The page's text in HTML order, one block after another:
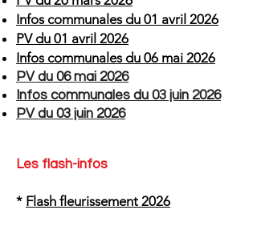
Infos communales du 01 avril 2026
PV du 01 avril 2026
Infos communales du 06 mai 2026
PV du 06 mai 2026
Infos communales du 03 juin 2026
PV du 03 juin 2026
Les flash-infos
* Flash fleurissement 2026